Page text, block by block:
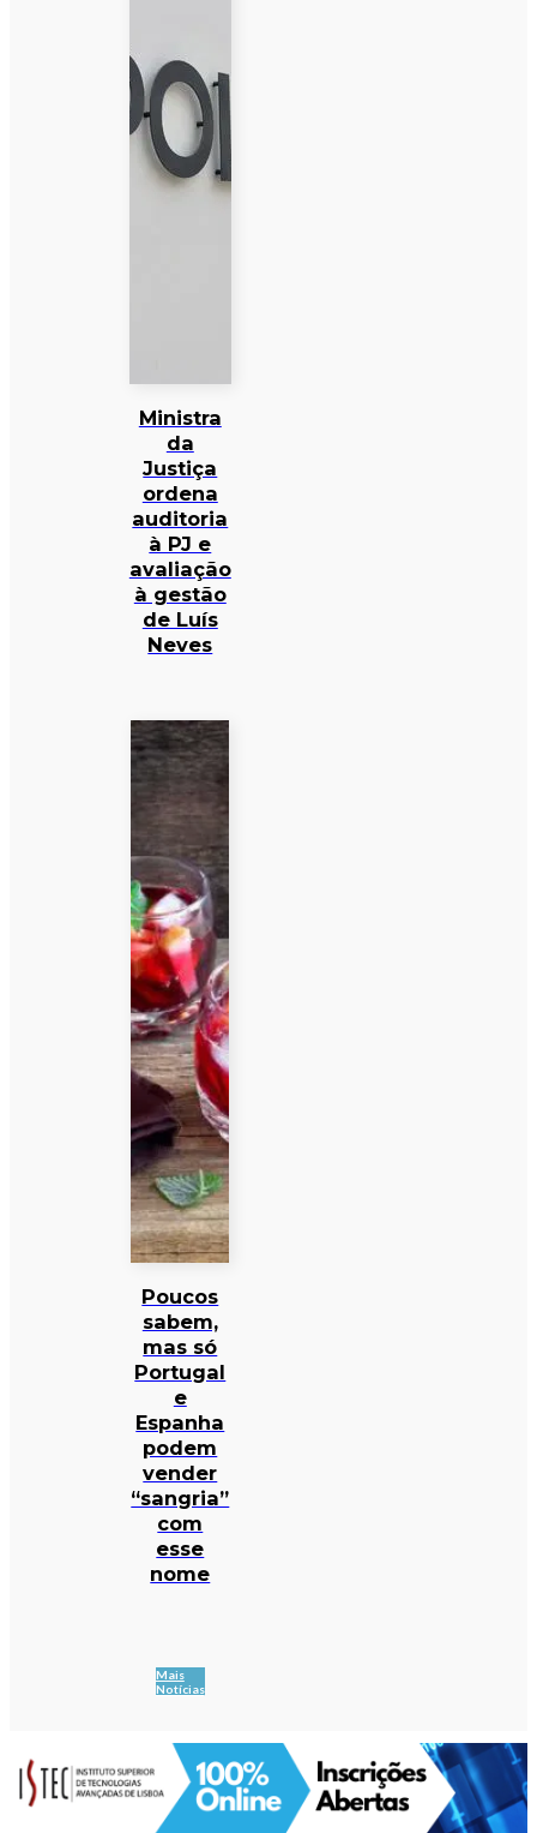
Ministra
da
Justiça
ordena
auditoria
à PJ e
avaliação
à gestão
de Luís
Neves
Poucos
sabem,
mas só
Portugal
e
Espanha
podem
vender
“sangria”
com
esse
nome
Mais
Notícias